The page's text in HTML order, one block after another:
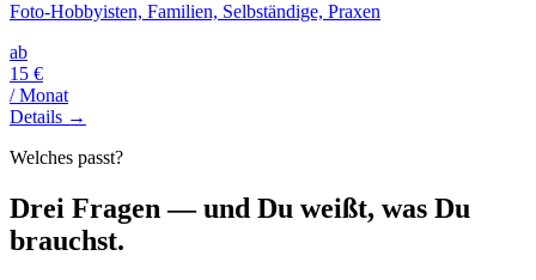
Foto-Hobbyisten, Familien, Selbständige, Praxen
ab
15 €
/ Monat
Details →
Welches passt?
Drei Fragen — und Du weißt, was Du
brauchst.